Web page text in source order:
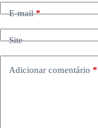
E-mail*
Site
Adicionar comentário *